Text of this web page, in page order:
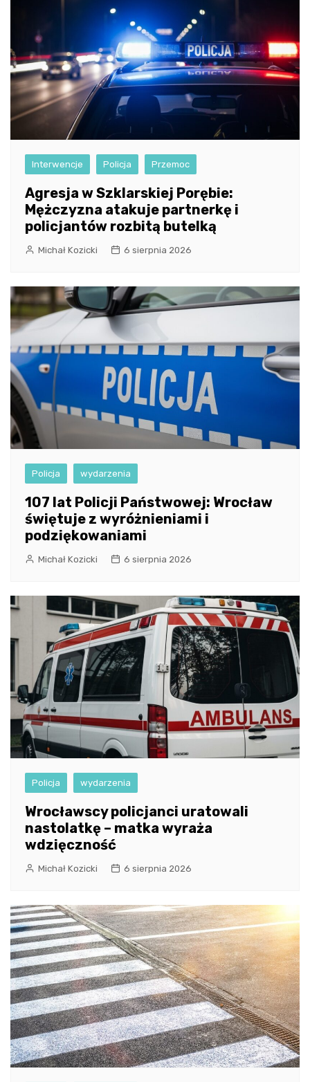
Interwencje Policja Przemoc
Agresja w Szklarskiej Porębie:
Mężczyzna atakuje partnerkę i
policjantów rozbitą butelką
Michał Kozicki 6 sierpnia 2026
Policja wydarzenia
107 lat Policji Państwowej: Wrocław
świętuje z wyróżnieniami i
podziękowaniami
Michał Kozicki 6 sierpnia 2026
Policja wydarzenia
Wrocławscy policjanci uratowali
nastolatkę – matka wyraża
wdzięczność
Michał Kozicki 6 sierpnia 2026